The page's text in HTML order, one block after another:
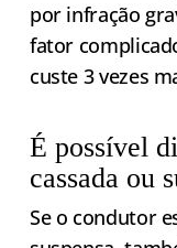
por infração
fator
custe 3 vezes
É possível
cassada ou
Se o condutor